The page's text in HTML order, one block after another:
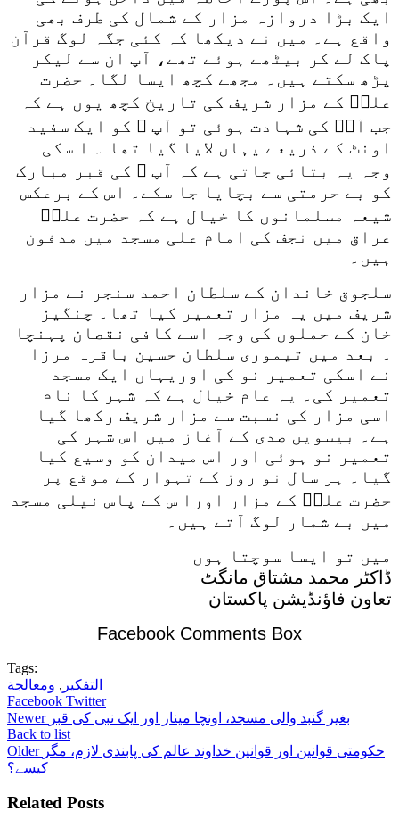
ایک بڑا دروازہ مزار کے شمال کی طرف بھی
واقع ہے۔ میں نے دیکھا کہ کئی جگہ لوگ قرآن
پاک لے کر بیٹھے ہوئے تھے، آپ ان سے لیکر
پڑھ سکتے ہیں۔ مجھے کچھ ایسا لگا۔ حضرت
علیؓ کے مزار شریف کی تاریخ کچھ یوں ہے کہ
جب آپؓ کی شہادت ہوئی تو آپ ؓ کو ایک سفید
اونٹ کے ذریعے یہاں لایا گیا تھا ۔ ا سکی
وجہ یہ بتائی جاتی ہے کہ آپ ؓ کی قبر مبارک
کو بے حرمتی سے بچایا جا سکے۔ اس کے برعکس
شیعہ مسلمانوں کا خیال ہے کہ حضرت علیؓ
عراق میں نجف کی امام علی مسجد میں مدفون
ہیں۔
سلجوق خاندان کے سلطان احمد سنجر نے مزار
شریف میں یہ مزار تعمیر کیا تھا۔ چنگیز
خان کے حملوں کی وجہ اسے کافی نقصان پہنچا
۔ بعد میں تیموری سلطان حسین باقرہ مرزا
نے اسکی تعمیر نو کی اوریہاں ایک مسجد
تعمیر کی۔ یہ عام خیال ہے کہ شہر کا نام
اسی مزار کی نسبت سے مزار شریف رکھا گیا
ہے۔ بیسویں صدی کے آغاز میں اس شہر کی
تعمیر نو ہوئی اور اس میدان کو وسیع کیا
گیا۔ ہر سال نو روز کے تہوار کے موقع پر
حضرت علیؓ کے مزار اورا س کے پاس نیلی مسجد
میں بے شمار لوگ آتے ہیں۔
میں تو ایسا سوچتا ہوں
ڈاکٹر محمد مشتاق مانگٹ
تعاون فاؤنڈیشن پاکستان
Facebook Comments Box
Tags:
التفكير , ومعالجة
Facebook Twitter
Newer بغیر گنبد والی مسجد، اونچا مینار اور ایک نبی کی قبر
Back to list
Older حکومتی قوانین اور قوانین خداوند عالم کی پابندی لازم، مگر
کیسے؟
Related Posts